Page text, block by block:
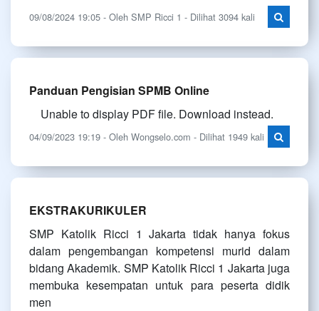
09/08/2024 19:05 - Oleh SMP Ricci 1 - Dilihat 3094 kali
Panduan Pengisian SPMB Online
Unable to display PDF file. Download instead.
04/09/2023 19:19 - Oleh Wongselo.com - Dilihat 1949 kali
EKSTRAKURIKULER
SMP Katolik Ricci 1 Jakarta tidak hanya fokus
dalam pengembangan kompetensi murid dalam
bidang Akademik. SMP Katolik Ricci 1 Jakarta juga
membuka kesempatan untuk para peserta didik
men